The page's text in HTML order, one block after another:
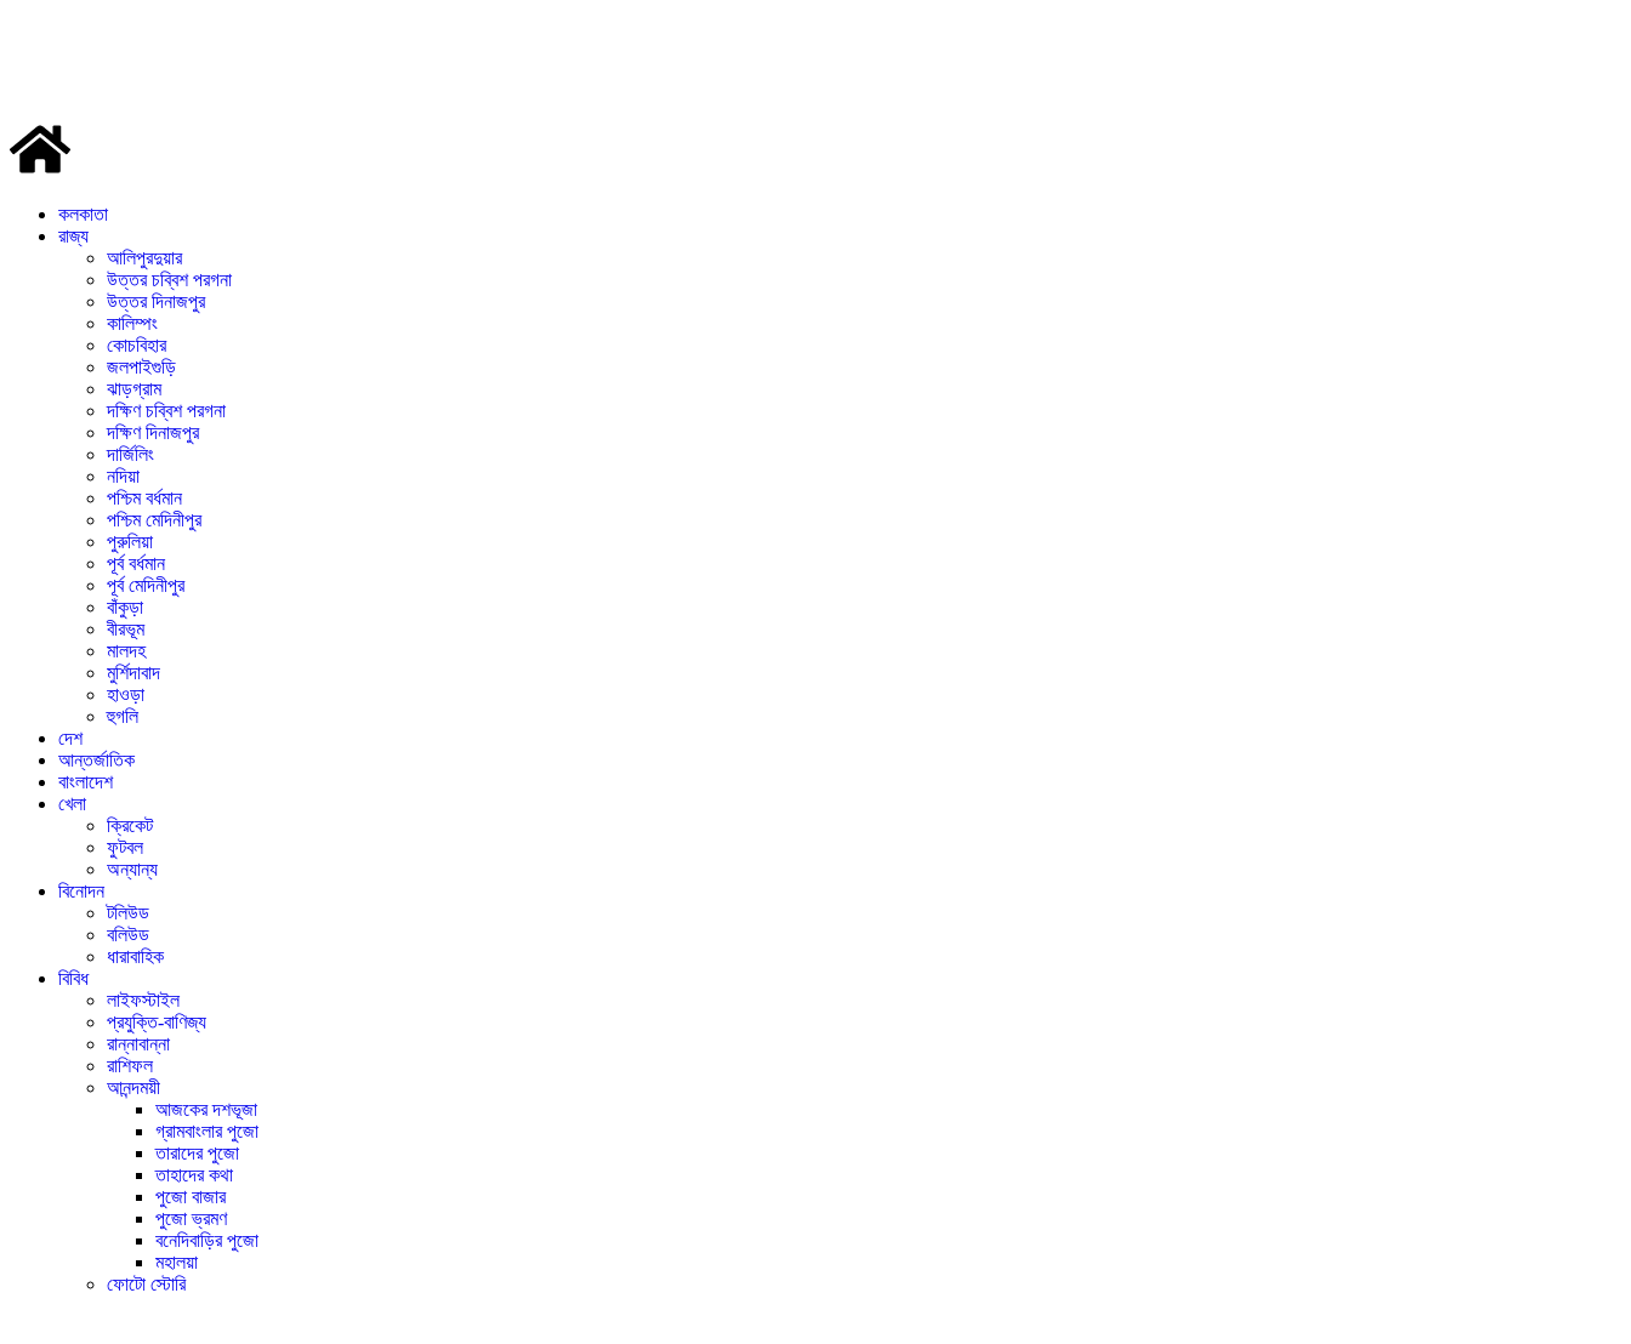
কলকাতা
রাজ্য
আলিপুরদুয়ার
উত্তর চব্বিশ পরগনা
উত্তর দিনাজপুর
কালিম্পং
কোচবিহার
জলপাইগুড়ি
ঝাড়গ্রাম
দক্ষিণ চব্বিশ পরগনা
দক্ষিণ দিনাজপুর
দার্জিলিং
নদিয়া
পশ্চিম বর্ধমান
পশ্চিম মেদিনীপুর
পুরুলিয়া
পূর্ব বর্ধমান
পূর্ব মেদিনীপুর
বাঁকুড়া
বীরভূম
মালদহ
মুর্শিদাবাদ
হাওড়া
হুগলি
দেশ
আন্তর্জাতিক
বাংলাদেশ
খেলা
ক্রিকেট
ফুটবল
অন্যান্য
বিনোদন
টলিউড
বলিউড
ধারাবাহিক
বিবিধ
লাইফস্টাইল
প্রযুক্তি-বাণিজ্য
রান্নাবান্না
রাশিফল
আনন্দময়ী
আজকের দশভূজা
গ্রামবাংলার পুজো
তারাদের পুজো
তাহাদের কথা
পুজো বাজার
পুজো ভ্রমণ
বনেদিবাড়ির পুজো
মহালয়া
ফোটো স্টোরি